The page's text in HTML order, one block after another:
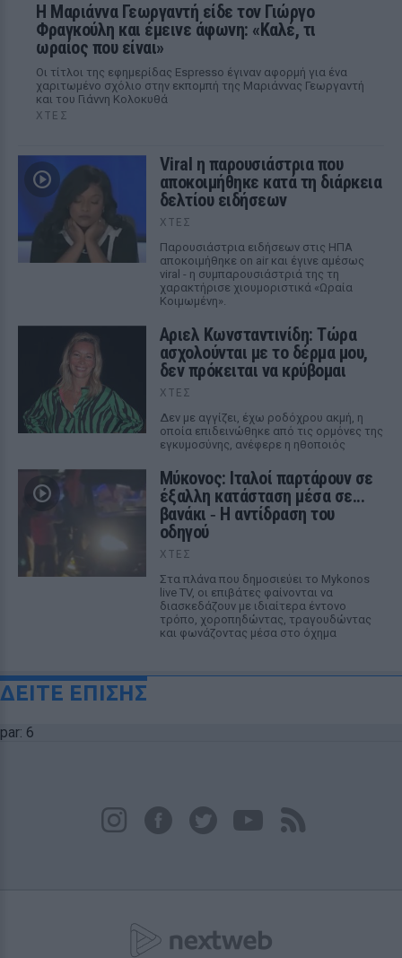
Η Μαριάννα Γεωργαντή είδε τον Γιώργο
Φραγκούλη και έμεινε άφωνη: «Καλέ, τι
ωραίος που είναι»
Οι τίτλοι της εφημερίδας Espresso έγιναν αφορμή για ένα
χαριτωμένο σχόλιο στην εκπομπή της Μαριάννας Γεωργαντή
και του Γιάννη Κολοκυθά
ΧΤΕΣ
Viral η παρουσιάστρια που
αποκοιμήθηκε κατά τη διάρκεια
δελτίου ειδήσεων
ΧΤΕΣ
Παρουσιάστρια ειδήσεων στις ΗΠΑ
αποκοιμήθηκε on air και έγινε αμέσως
viral - η συμπαρουσιάστριά της τη
χαρακτήρισε χιουμοριστικά «Ωραία
Κοιμωμένη».
Αριελ Κωνσταντινίδη: Τώρα
ασχολούνται με το δέρμα μου,
δεν πρόκειται να κρύβομαι
ΧΤΕΣ
Δεν με αγγίζει, έχω ροδόχρου ακμή, η
οποία επιδεινώθηκε από τις ορμόνες της
εγκυμοσύνης, ανέφερε η ηθοποιός
Μύκονος: Ιταλοί παρτάρουν σε
έξαλλη κατάσταση μέσα σε...
βανάκι ‑ Η αντίδραση του
οδηγού
ΧΤΕΣ
Στα πλάνα που δημοσιεύει το Mykonos
live TV, οι επιβάτες φαίνονται να
διασκεδάζουν με ιδιαίτερα έντονο
τρόπο, χοροπηδώντας, τραγουδώντας
και φωνάζοντας μέσα στο όχημα
ΔΕΙΤΕ ΕΠΙΣΗΣ
par: 6